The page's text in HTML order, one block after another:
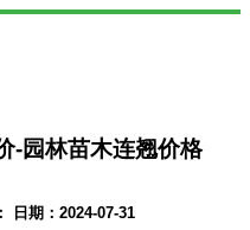
-园林苗木连翘价格
日期：2024-07-31